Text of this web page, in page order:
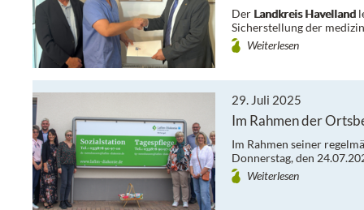
Der Landkreis Havelland
Sicherstellung der
Weiterlesen
29. Juli 2025
Im Rahmen der
Im Rahmen seiner
Donnerstag, den
Weiterlesen